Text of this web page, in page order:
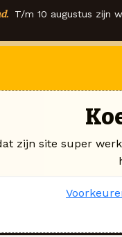
T/m 10 augustus zijn
zijn site super